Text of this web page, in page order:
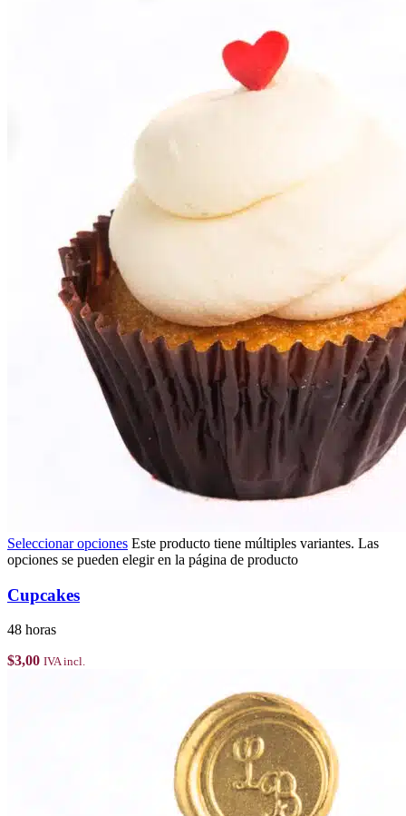
Seleccionar opciones Este producto tiene múltiples variantes. Las
opciones se pueden elegir en la página de producto
Cupcakes
48 horas
$3,00 IVA incl.